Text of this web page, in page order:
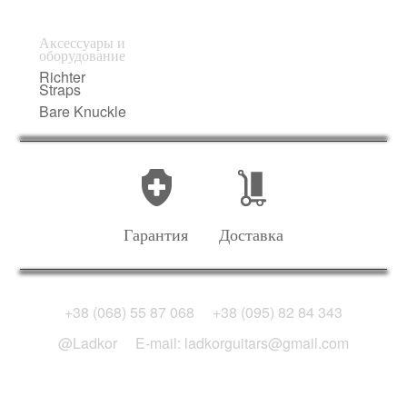
Аксессуары и
оборудование
Richter
Straps
Bare Knuckle
Гарантия Доставка
+38 (068) 55 87 068
+38 (095) 82 84 343
@Ladkor
E-mail: ladkorguitars@gmail.com